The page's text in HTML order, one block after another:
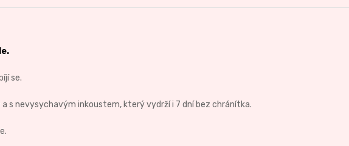
se.
s nevysychavým inkoustem, který vydrží i 7 dní bez chránítka.